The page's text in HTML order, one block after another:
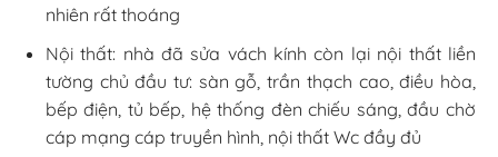
nhiên rất thoáng
Nội thất: nhà đã sửa vách kính còn lại nội thất liền
tường chủ đầu tư: sàn gỗ, trần thạch cao, điều hòa,
bếp điện, tủ bếp, hệ thống đèn chiếu sáng, đầu chờ
cáp mạng cáp truyền hình, nội thất Wc đầy đủ